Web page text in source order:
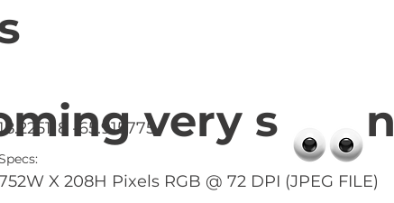
very s n
-65.915775
X 208H Pixels RGB @ 72 DPI (JPEG FILE)